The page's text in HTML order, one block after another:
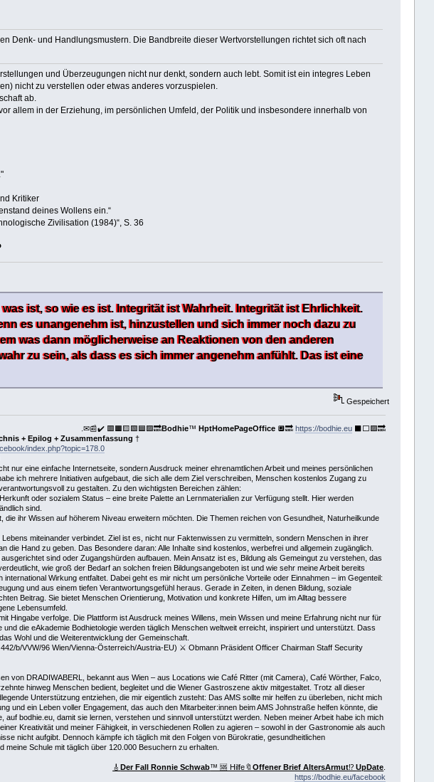
Denk- und Handlungsmustern. Die Bandbreite dieser Wertvorstellungen richtet sich oft nach
und Überzeugungen nicht nur denkt, sondern auch lebt. Somit ist ein integres Leben
nicht zu verstellen oder etwas anderes vorzuspielen.
ab.
allem in der Erziehung, im persönlichen Umfeld, der Politik und insbesondere innerhalb von
Kritiker
deines Wollens ein.“
Zivilisation (1984)“, S. 36
was ist, so wie es ist. Integrität ist Wahrheit. Integrität ist Ehrlichkeit.
es unangenehm ist, hinzustellen und sich immer noch dazu zu
was dann möglicherweise an Reaktionen von den anderen
zu sein, als dass es sich immer angenehm anfühlt. Das ist eine
Gespeichert
.✉📰✔️ 🟥🟧🟨🟩🟦🟪🔜Bodhie™HptHomePageOffice 🔲🔜https://bodhie.eu ⬛️⬜️🟪🔜
+ Epilog + Zusammenfassung †
index.php?topic=178.0
nur eine einfache Internetseite, sondern Ausdruck meiner ehrenamtlichen Arbeit und meines persönlichen
ich mehrere Initiativen aufgebaut, die sich alle dem Ziel verschreiben, Menschen kostenlos Zugang zu
zu gestalten. Zu den wichtigsten Bereichen zählen:
oder sozialem Status – eine breite Palette an Lernmaterialien zur Verfügung stellt. Hier werden
sind.
ihr Wissen auf höherem Niveau erweitern möchten. Die Themen reichen von Gesundheit, Naturheilkunde
miteinander verbindet. Ziel ist es, nicht nur Faktenwissen zu vermitteln, sondern Menschen in ihrer
Hand zu geben. Das Besondere daran: Alle Inhalte sind kostenlos, werbefrei und allgemein zugänglich.
sind oder Zugangshürden aufbauen. Mein Ansatz ist es, Bildung als Gemeingut zu verstehen, das
wie groß der Bedarf an solchen freien Bildungsangeboten ist und wie sehr meine Arbeit bereits
Wirkung entfaltet. Dabei geht es mir nicht um persönliche Vorteile oder Einnahmen – im Gegenteil:
und aus einem tiefen Verantwortungsgefühl heraus. Gerade in Zeiten, in denen Bildung, soziale
Beitrag. Sie bietet Menschen Orientierung, Motivation und konkrete Hilfen, um im Alltag bessere
Lebensumfeld.
Hingabe verfolge. Die Plattform ist Ausdruck meines Willens, mein Wissen und meine Erfahrung nicht nur für
die eAkademie Bodhietologie werden täglich Menschen weltweit erreicht, inspiriert und unterstützt. Dass
Wohl und die Weiterentwicklung der Gemeinschaft.
b/VVW/96 Wien/Vienna-Österreich/Austria-EU) ⚔ Obmann Präsident Officer Chairman Staff Security
von DRADIWABERL, bekannt aus Wien – aus Locations wie Café Ritter (mit Camera), Café Wörther, Falco,
hinweg Menschen bedient, begleitet und die Wiener Gastroszene aktiv mitgestaltet. Trotz all dieser
Unterstützung entziehen, die mir eigentlich zusteht: Das AMS sollte mir helfen zu überleben, nicht mich
ein Leben voller Engagement, das auch den Mitarbeiter:innen beim AMS Johnstraße helfen könnte, die
bodhie.eu, damit sie lernen, verstehen und sinnvoll unterstützt werden. Neben meiner Arbeit habe ich mich
Kreativität und meiner Fähigkeit, in verschiedenen Rollen zu agieren – sowohl in der Gastronomie als auch
nicht aufgibt. Dennoch kämpfe ich täglich mit den Folgen von Bürokratie, gesundheitlichen
Schule mit täglich über 120.000 Besuchern zu erhalten.
🎸Der Fall Ronnie Schwab™ 🆘 Hilfe🔖Offener Brief AltersArmut⁉️UpDate
https://bodhie.eu/facebook